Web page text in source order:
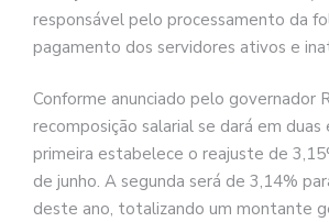
responsável pelo processamento da
pagamento dos servidores ativos e
Conforme anunciado pelo governador
recomposição salarial se dará em duas
primeira estabelece o reajuste de
de junho. A segunda será de 3,14%
deste ano, totalizando um montante